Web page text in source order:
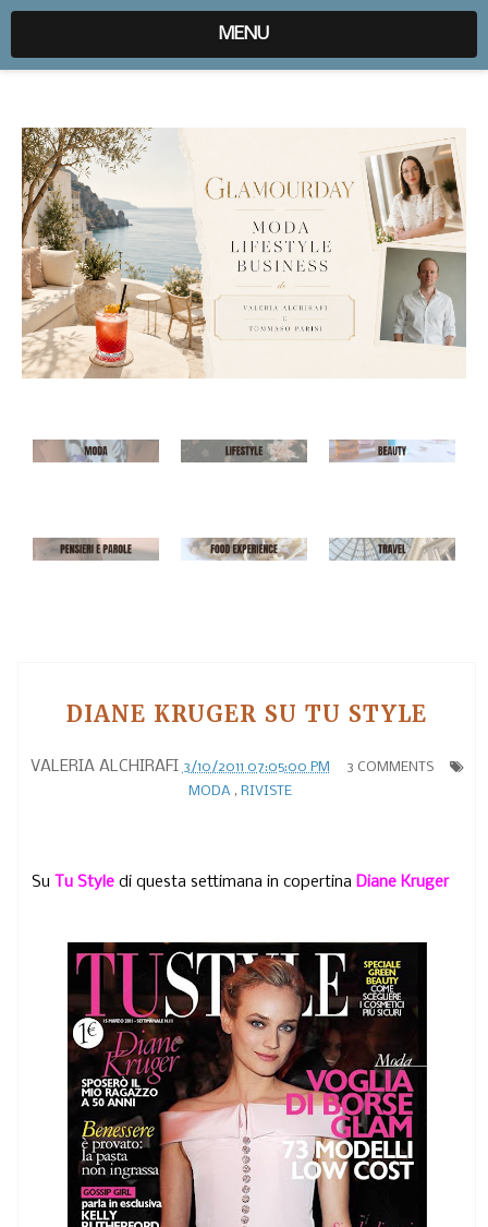
expr:lang=it;data:blog.locale
MENU
DIANE KRUGER SU TU STYLE
VALERIA ALCHIRAFI 3/10/2011 07:05:00 PM
3 COMMENTS
MODA , RIVISTE
SuTu Style di questa settimana in copertina Diane Kruger